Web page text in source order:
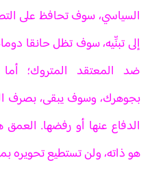
السياسي، سوف تحافظ على
إلى تبنِّيه، سوف تظل حانقا
ضد المعتقد المتروك؛
بجوهرك، وسوف يبقى، بصرف
الدفاع عنها أو رفضها.
هو ذاته، ولن تستطيع تحويره